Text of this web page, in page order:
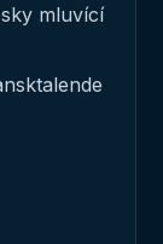
mluvící